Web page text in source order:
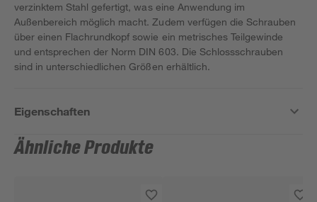
verzinktem Stahl gefertigt, was eine Anwendung im
Außenbereich möglich macht. Zudem verfügen die Schrauben
über einen Flachrundkopf sowie ein metrisches Teilgewinde
und entsprechen der Norm DIN 603. Die Schlossschrauben
sind in unterschiedlichen Größen erhältlich.
Eigenschaften
Ähnliche Produkte